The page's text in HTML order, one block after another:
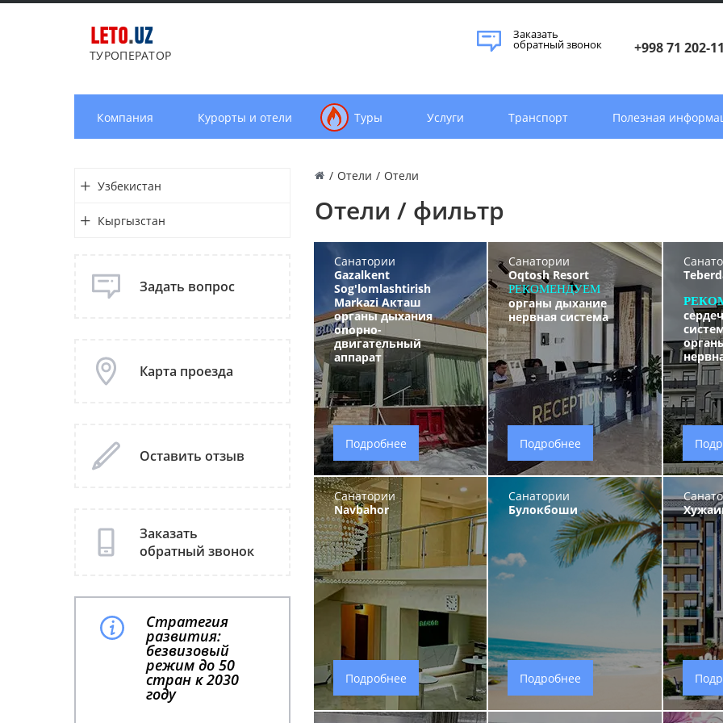
LETO.UZ
ТУРОПЕРАТОР
Заказать
обратный звонок +998 71 202-
Компания Курорты и отели Туры Услуги Транспорт Полезная
/ Отели / Отели
Отели / фильтр
Узбекистан
Кыргызстан
Задать вопрос
Карта проезда
Оставить отзыв
Заказать
обратный звонок
Стратегия
развития:
безвизовый
режим до 50
стран к 2030
году
Санатории
Gazalkent
Sog'lomlashtirish
Markazi Акташ
органы дыхания
опорно-
двигательный
аппарат
Подробнее
Санатории
Oqtosh Resort
РЕКОМЕНДУЕМ
органы дыхание
нервная система
Подробнее
Санатории
Navbahor
Подробнее
Санатории
Булокбоши
Подробнее